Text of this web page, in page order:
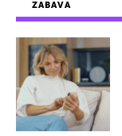
ZABAVA